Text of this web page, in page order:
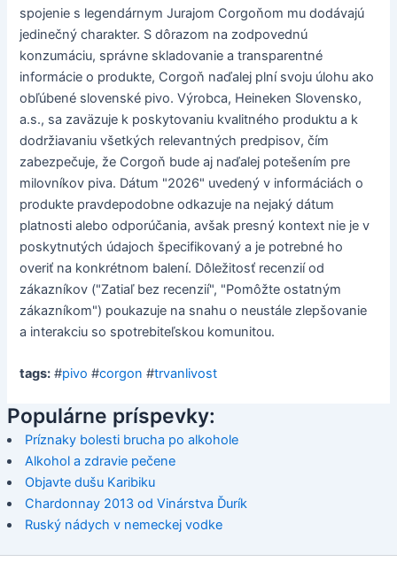
spojenie s legendárnym Jurajom Corgoňom mu dodávajú
jedinečný charakter. S dôrazom na zodpovednú
konzumáciu, správne skladovanie a transparentné
informácie o produkte, Corgoň naďalej plní svoju úlohu ako
obľúbené slovenské pivo. Výrobca, Heineken Slovensko,
a.s., sa zaväzuje k poskytovaniu kvalitného produktu a k
dodržiavaniu všetkých relevantných predpisov, čím
zabezpečuje, že Corgoň bude aj naďalej potešením pre
milovníkov piva. Dátum "2026" uvedený v informáciách o
produkte pravdepodobne odkazuje na nejaký dátum
platnosti alebo odporúčania, avšak presný kontext nie je v
poskytnutých údajoch špecifikovaný a je potrebné ho
overiť na konkrétnom balení. Dôležitosť recenzií od
zákazníkov ("Zatiaľ bez recenzií", "Pomôžte ostatným
zákazníkom") poukazuje na snahu o neustále zlepšovanie
a interakciu so spotrebiteľskou komunitou.
tags: #pivo #corgon #trvanlivost
Populárne príspevky:
Príznaky bolesti brucha po alkohole
Alkohol a zdravie pečene
Objavte dušu Karibiku
Chardonnay 2013 od Vinárstva Ďurík
Ruský nádych v nemeckej vodke